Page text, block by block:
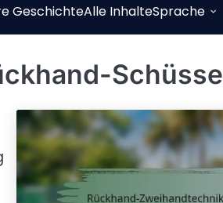
GeschichteAlle InhalteSprache
Schüsse